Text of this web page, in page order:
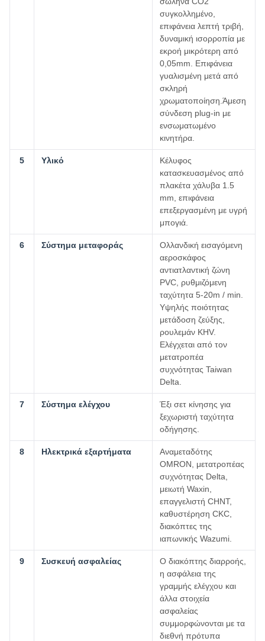
συγκολλημένο,
επιφάνεια λεπτή τριβή,
δυναμική ισορροπία με
εκροή μικρότερη από
0,05mm. Επιφάνεια
γυαλισμένη μετά από
σκληρή
χρωματοποίηση.Άμεση
σύνδεση plug-in με
ενσωματωμένο
κινητήρα.
5 Υλικό
Κέλυφος
κατασκευασμένος από
πλακέτα χάλυβα 1.5
mm, επιφάνεια
επεξεργασμένη με υγρή
μπογιά.
6 Σύστημα μεταφοράς
Ολλανδική εισαγόμενη
αεροσκάφος
αντιατλαντική ζώνη
PVC, ρυθμιζόμενη
ταχύτητα 5-20m / min.
Υψηλής ποιότητας
μετάδοση ζεύξης,
ρουλεμάν KHV.
Ελέγχεται από τον
μετατροπέα
συχνότητας Taiwan
Delta.
7 Σύστημα ελέγχου
Έξι σετ κίνησης για
ξεχωριστή ταχύτητα
οδήγησης.
8 Ηλεκτρικά εξαρτήματα
Αναμεταδότης
OMRON, μετατροπέας
συχνότητας Delta,
μειωτή Waxin,
επαγγελιστή CHNT,
καθυστέρηση CKC,
διακόπτες της
ιαπωνικής Wazumi.
9 Συσκευή ασφαλείας
Ο διακόπτης διαρροής,
η ασφάλεια της
γραμμής ελέγχου και
άλλα στοιχεία
ασφαλείας
συμμορφώνονται με τα
διεθνή πρότυπα